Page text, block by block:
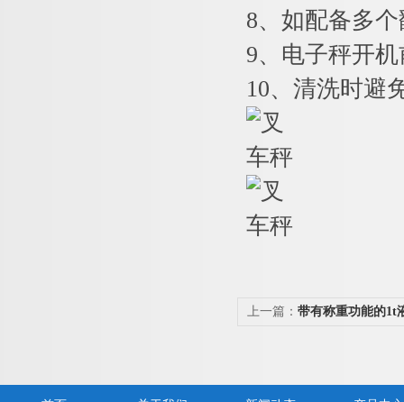
8、如配备多
9、电子秤开
10、清洗时避
上一篇： 带有称重功能的1t